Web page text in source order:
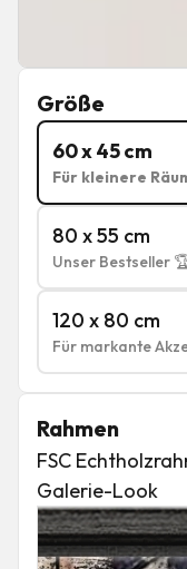
Größe
60 x 45 cm
Für kleinere
80 x 55 cm
Unser Bestseller
120 x 80 cm
Für markante
Rahmen
FSC
Galerie-Look